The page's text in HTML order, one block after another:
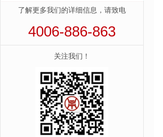
了解更多我们的详细信息，请致电
4006-886-863
关注我们！